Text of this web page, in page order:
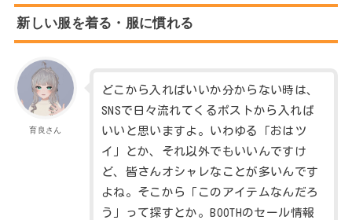
新しい服を着る・服に慣れる
育良さん
どこから入ればいいか分からない時は、
SNSで日々流れてくるポストから入れば
いいと思いますよ。いわゆる「おはツ
イ」とか、それ以外でもいいんですけ
ど、皆さんオシャレなことが多いんです
よね。そこから「このアイテムなんだろ
う」って探すとか。BOOTHのセール情報